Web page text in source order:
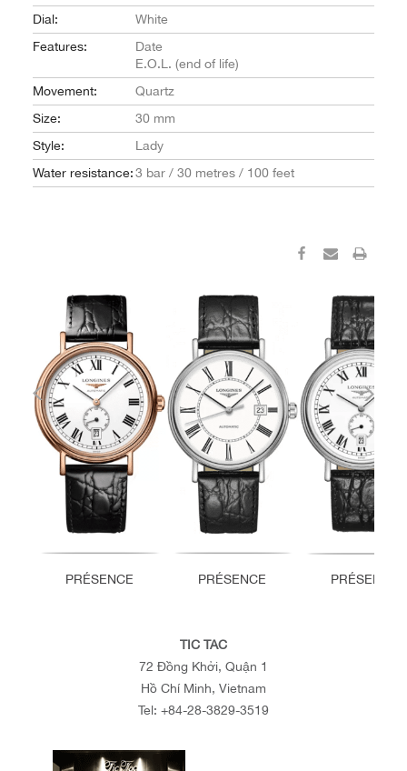
Dial:
White
Features:
Date
E.O.L. (end of life)
Movement:
Quartz
Size:
30 mm
Style:
Lady
Water resistance:3 bar / 30 metres / 100 feet
PRÉSENCE PRÉSENCE PRÉSENCE
TIC TAC
72 Đồng Khởi, Quận 1
Hồ Chí Minh, Vietnam
Tel: +84-28-3829-3519